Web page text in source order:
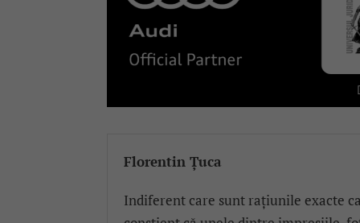
Florentin Țuca
Indiferent care sunt rațiunile exacte